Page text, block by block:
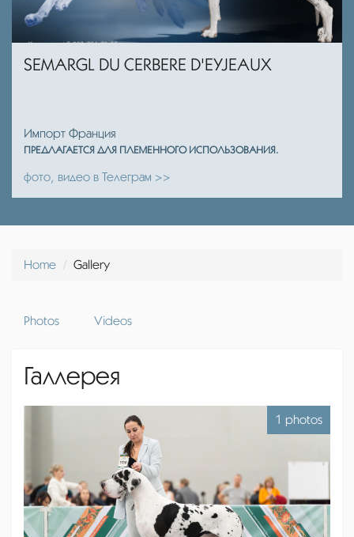
SEMARGL DU CERBERE D'EYJEAUX
Импорт Франция
ПРЕДЛАГАЕТСЯ ДЛЯ ПЛЕМЕННОГО ИСПОЛЬЗОВАНИЯ.
фото, видео в Телеграм >>
Home Gallery
Photos Videos
Галлерея
1 photos